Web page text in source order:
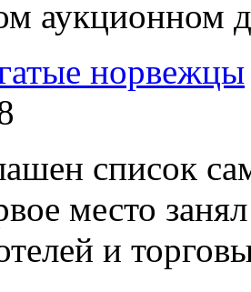
аукционном
норвежцы
список
место
и